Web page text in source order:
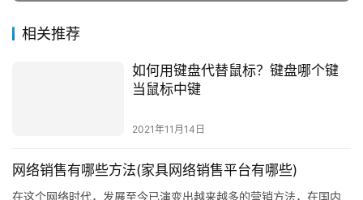
相关推荐
如何用键盘代替鼠标？键盘哪个键
当鼠标中键
2021年11月14日
网络销售有哪些方法(家具网络销售平台有哪些)
在这个网络时代，发展至今已演变出越来越多的营销方法，在国内